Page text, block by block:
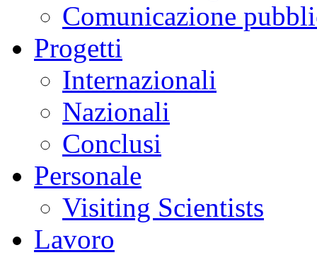
Comunicazione
Progetti
Internazionali
Nazionali
Conclusi
Personale
Visiting Scientists
Lavoro